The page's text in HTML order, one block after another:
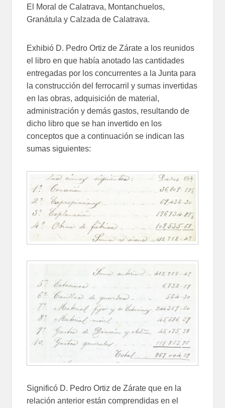
El Moral de Calatrava, Montanchuelos,
Granátula y Calzada de Calatrava.
Exhibió D. Pedro Ortiz de Zárate a los reunidos
el libro en que había anotado las cantidades
entregadas por los concurrentes a la Junta para
la construcción del ferrocarril y sumas invertidas
en las obras, adquisición de material,
administración y demás gastos, resultando de
dicho libro que se han invertido en los
conceptos que a continuación se indican las
sumas siguientes:
Significó D. Pedro Ortiz de Zárate que en la
relación anterior están comprendidas en el